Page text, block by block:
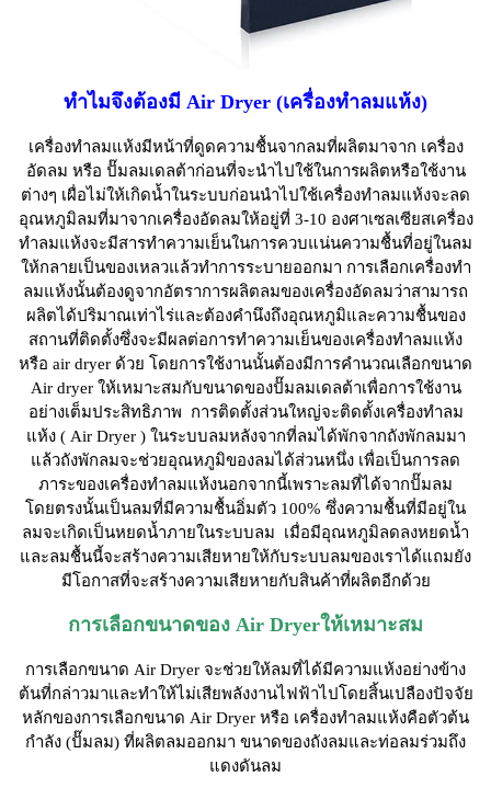
ทำไมจึงต้องมี Air Dryer (เครื่องทำลมแห้ง)
เครื่องทำลมแห้งมีหน้าที่ดูดความชื้นจากลมที่ผลิตมาจาก เครื่อง
อัดลม หรือ ปั๊มลมเดลต้าก่อนที่จะนำไปใช้ในการผลิตหรือใช้งาน
ต่างๆ เผื่อไม่ให้เกิดน้ำในระบบก่อนนำไปใช้เครื่องทำลมแห้งจะลด
อุณหภูมิลมที่มาจากเครื่องอัดลมให้อยู่ที่ 3-10 องศาเซลเซียสเครื่อง
ทำลมแห้งจะมีสารทำความเย็นในการควบแน่นความชื้นที่อยู่ในลม
ให้กลายเป็นของเหลวแล้วทำการระบายออกมา การเลือกเครื่องทำ
ลมแห้งนั้นต้องดูจากอัตราการผลิตลมของเครื่องอัดลมว่าสามารถ
ผลิตได้ปริมาณเท่าไร่และต้องคำนึงถึงอุณหภูมิและความชื้นของ
สถานที่ติดตั้งซึ่งจะมีผลต่อการทำความเย็นของเครื่องทำลมแห้ง
หรือ air dryer ด้วย โดยการใช้งานนั้นต้องมีการคำนวณเลือกขนาด
Air dryer ให้เหมาะสมกับขนาดของปั๊มลมเดลต้าเพื่อการใช้งาน
อย่างเต็มประสิทธิภาพ การติดตั้งส่วนใหญ่จะติดตั้งเครื่องทำลม
แห้ง ( Air Dryer ) ในระบบลมหลังจากที่ลมได้พักจากถังพักลมมา
แล้วถังพักลมจะช่วยอุณหภูมิของลมได้ส่วนหนึ่ง เพื่อเป็นการลด
ภาระของเครื่องทำลมแห้งนอกจากนี้เพราะลมที่ได้จากปั๊มลม
โดยตรงนั้นเป็นลมที่มีความชื้นอิ่มตัว 100% ซึ่งความชื้นที่มีอยู่ใน
ลมจะเกิดเป็นหยดน้ำภายในระบบลม เมื่อมีอุณหภูมิลดลงหยดน้ำ
และลมชื้นนี้จะสร้างความเสียหายให้กับระบบลมของเราได้แถมยัง
มีโอกาสที่จะสร้างความเสียหายกับสินค้าที่ผลิตอีกด้วย
การเลือกขนาดของ Air Dryerให้เหมาะสม
การเลือกขนาด Air Dryer จะช่วยให้ลมที่ได้มีความแห้งอย่างข้าง
ต้นที่กล่าวมาและทำให้ไม่เสียพลังงานไฟฟ้าไปโดยสิ้นเปลืองปัจจัย
หลักของการเลือกขนาด Air Dryer หรือ เครื่องทำลมแห้งคือตัวต้น
กำลัง (ปั๊มลม) ที่ผลิตลมออกมา ขนาดของถังลมและท่อลมร่วมถึง
แดงดันลม